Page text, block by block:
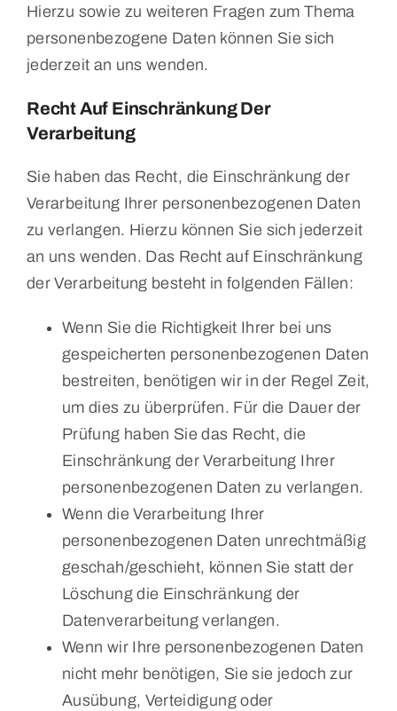
Hierzu sowie zu weiteren Fragen zum Thema
personenbezogene Daten können Sie sich
jederzeit an uns wenden.
Recht Auf Einschränkung Der
Verarbeitung
Sie haben das Recht, die Einschränkung der
Verarbeitung Ihrer personenbezogenen Daten
zu verlangen. Hierzu können Sie sich jederzeit
an uns wenden. Das Recht auf Einschränkung
der Verarbeitung besteht in folgenden Fällen:
Wenn Sie die Richtigkeit Ihrer bei uns
gespeicherten personenbezogenen Daten
bestreiten, benötigen wir in der Regel Zeit,
um dies zu überprüfen. Für die Dauer der
Prüfung haben Sie das Recht, die
Einschränkung der Verarbeitung Ihrer
personenbezogenen Daten zu verlangen.
Wenn die Verarbeitung Ihrer
personenbezogenen Daten unrechtmäßig
geschah/geschieht, können Sie statt der
Löschung die Einschränkung der
Datenverarbeitung verlangen.
Wenn wir Ihre personenbezogenen Daten
nicht mehr benötigen, Sie sie jedoch zur
Ausübung, Verteidigung oder